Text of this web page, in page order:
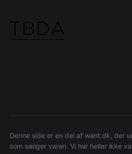
Denne side er en del af want.dk, der
som sælger varen. Vi har heller ikke